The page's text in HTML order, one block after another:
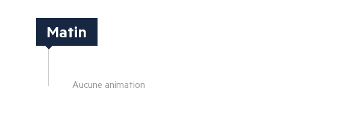
Matin
Aucune animation